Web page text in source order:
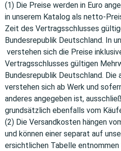
(1) Die Preise werden in Euro
in unserem Katalog als netto-
Zeit des Vertragsschlusses
Bundesrepublik Deutschland. In
verstehen sich die Preise
Vertragsschlusses gültigen
Bundesrepublik Deutschland. Die
verstehen sich ab Werk und
anderes angegeben ist,
grundsätzlich ebenfalls vom
(2) Die Versandkosten hängen
und können einer separat auf
ersichtlichen Tabelle